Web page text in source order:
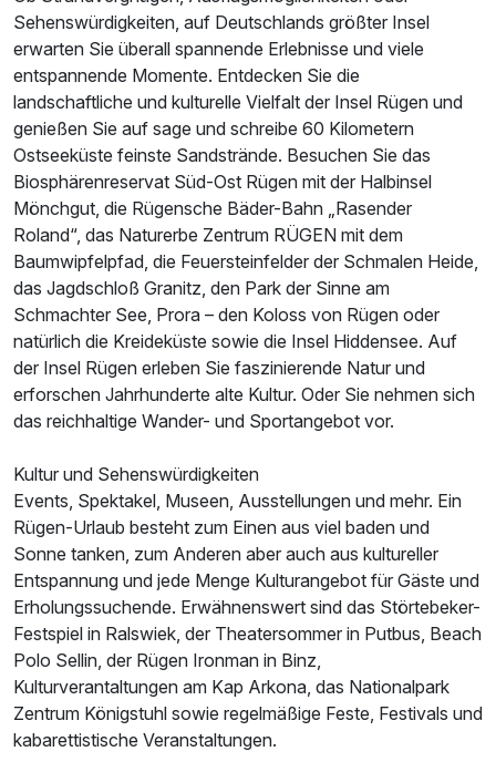
Ausstattung
Zusatznächte
Für 4 Tage p.P. ab204,65 €
Einzelzimmer
1 Erwachsenen
Sehenswürdigkeiten, auf Deutschlands größter Insel
erwarten Sie überall spannende Erlebnisse und viele
entspannende Momente. Entdecken Sie die
landschaftliche und kulturelle Vielfalt der Insel Rügen und
genießen Sie auf sage und schreibe 60 Kilometern
Ostseeküste feinste Sandstrände. Besuchen Sie das
Biosphärenreservat Süd-Ost Rügen mit der Halbinsel
Mönchgut, die Rügensche Bäder-Bahn „Rasender
Roland“, das Naturerbe Zentrum RÜGEN mit dem
Baumwipfelpfad, die Feuersteinfelder der Schmalen Heide,
das Jagdschloß Granitz, den Park der Sinne am
Schmachter See, Prora – den Koloss von Rügen oder
natürlich die Kreideküste sowie die Insel Hiddensee. Auf
der Insel Rügen erleben Sie faszinierende Natur und
erforschen Jahrhunderte alte Kultur. Oder Sie nehmen sich
das reichhaltige Wander- und Sportangebot vor.
Kultur und Sehenswürdigkeiten
Events, Spektakel, Museen, Ausstellungen und mehr. Ein
Rügen-Urlaub besteht zum Einen aus viel baden und
Sonne tanken, zum Anderen aber auch aus kultureller
Entspannung und jede Menge Kulturangebot für Gäste und
Erholungssuchende. Erwähnenswert sind das Störtebeker-
Festspiel in Ralswiek, der Theatersommer in Putbus, Beach
Polo Sellin, der Rügen Ironman in Binz,
Kulturverantaltungen am Kap Arkona, das Nationalpark
Zentrum Königstuhl sowie regelmäßige Feste, Festivals und
kabarettistische Veranstaltungen.